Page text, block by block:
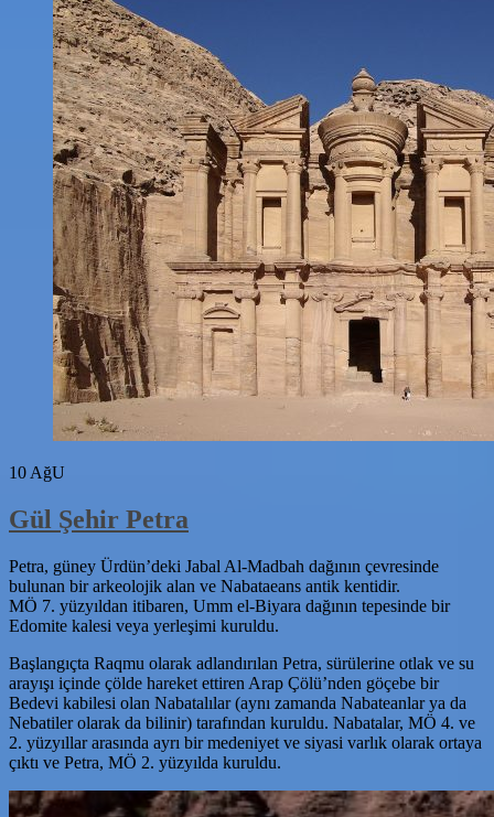
10AğU
Gül Şehir Petra
Petra, güney Ürdün’deki Jabal Al-Madbah dağının çevresinde
bulunan bir arkeolojik alan ve Nabataeans antik kentidir.
MÖ 7. yüzyıldan itibaren, Umm el-Biyara dağının tepesinde bir
Edomite kalesi veya yerleşimi kuruldu.
Başlangıçta Raqmu olarak adlandırılan Petra, sürülerine otlak ve su
arayışı içinde çölde hareket ettiren Arap Çölü’nden göçebe bir
Bedevi kabilesi olan Nabatalılar (aynı zamanda Nabateanlar ya da
Nebatiler olarak da bilinir) tarafından kuruldu. Nabatalar, MÖ 4. ve
2. yüzyıllar arasında ayrı bir medeniyet ve siyasi varlık olarak ortaya
çıktı ve Petra, MÖ 2. yüzyılda kuruldu.